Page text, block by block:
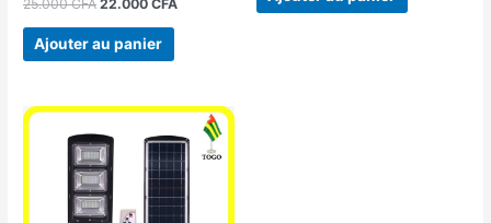
25.000CFA 22.000CFA
Ajouter au panier